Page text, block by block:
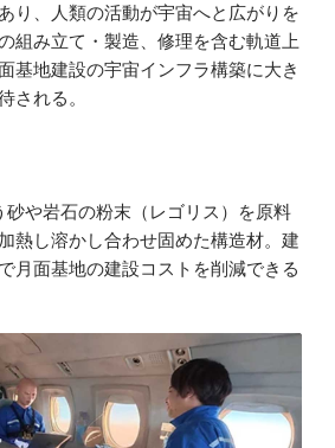
り、人類の活動が宇宙へと広がりを
組み立て・製造、修理を含む軌道上
基地建設の宇宙インフラ構築に大き
される。
や岩石の粉末（レゴリス）を原料
熱し溶かし合わせ固めた構造材。建
月面基地の建設コストを削減できる